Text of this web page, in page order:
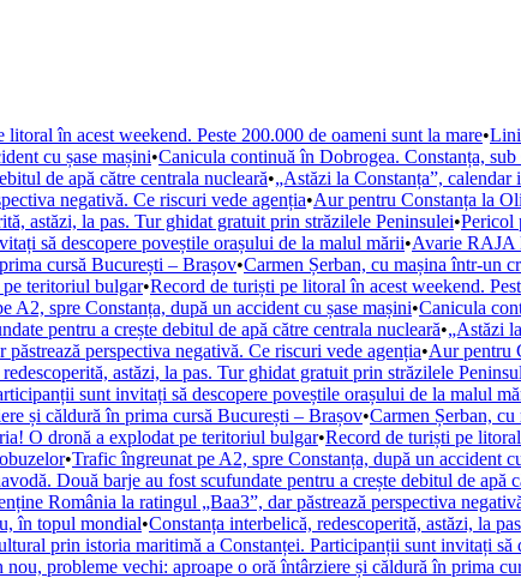
litoral în acest weekend. Peste 200.000 de oameni sunt la mare•
cu șase mașini•Canicula continuă în Dobrogea. Constanța,
de apă către centrala nucleară•„Astăzi la Constanța”,
negativă. Ce riscuri vede agenția•Aur pentru Constanța la
astăzi, la pas. Tur ghidat gratuit prin străzilele Peninsulei•Pericol
să descopere poveștile orașului de la malul mării•Avarie RAJA
cursă București – Brașov•Carmen Șerban, cu mașina într-un
teritoriul bulgar•Record de turiști pe litoral în acest weekend.
A2, spre Constanța, după un accident cu șase mașini•Canicula
pentru a crește debitul de apă către centrala nucleară•„Astăzi
perspectiva negativă. Ce riscuri vede agenția•Aur pentru
astăzi, la pas. Tur ghidat gratuit prin străzilele
sunt invitați să descopere poveștile orașului de la malul
și căldură în prima cursă București – Brașov•Carmen Șerban,
O dronă a explodat pe teritoriul bulgar•Record de turiști pe
•Trafic îngreunat pe A2, spre Constanța, după un accident
Două barje au fost scufundate pentru a crește debitul de apă
România la ratingul „Baa3”, dar păstrează perspectiva
în topul mondial•Constanța interbelică, redescoperită, astăzi, la
prin istoria maritimă a Constanței. Participanții sunt invitați să
nou, probleme vechi: aproape o oră întârziere și căldură în prima